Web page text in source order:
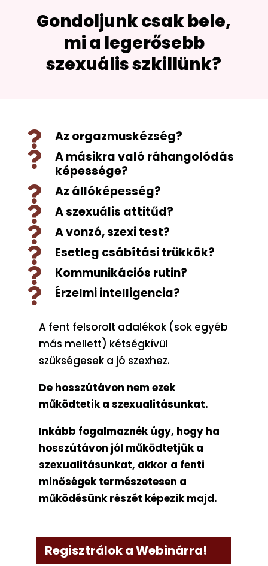
Gondoljunk csak bele,
mi a legerősebb
szexuális szkillünk?
 Az orgazmuskézség?

A másikra való ráhangolódás
képessége?
 Az állóképesség?
 A szexuális attitűd?
 A vonzó, szexi test?
 Esetleg csábítási trükkök?
 Kommunikációs rutin?
 Érzelmi intelligencia?
A fent felsorolt adalékok (sok egyéb
más mellett) kétségkívül
szükségesek a jó szexhez.
De hosszútávon nem ezek
működtetik a szexualitásunkat.
Inkább fogalmaznék úgy, hogy ha
hosszútávon jól működtetjük a
szexualitásunkat, akkor a fenti
minőségek természetesen a
működésünk részét képezik majd.
Regisztrálok a Webinárra!